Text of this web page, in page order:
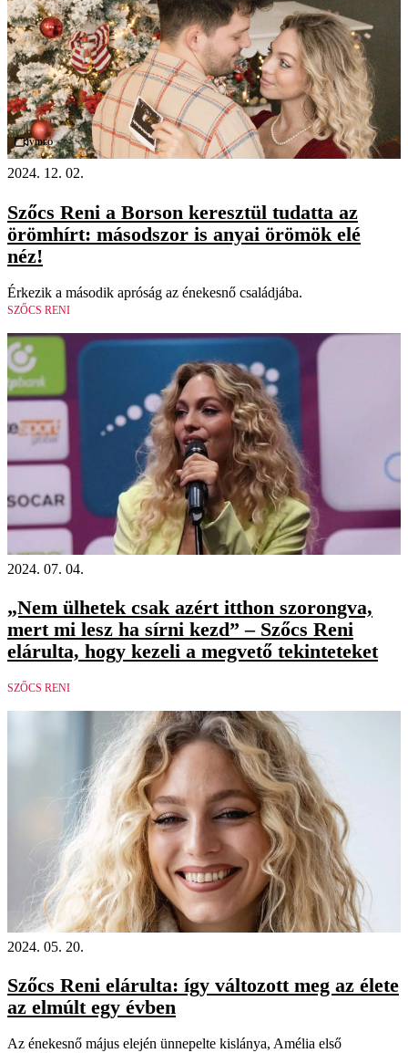
Videó
2024. 12. 02.
Szőcs Reni a Borson keresztül tudatta az
örömhírt: másodszor is anyai örömök elé
néz!
Érkezik a második apróság az énekesnő családjába.
SZŐCS RENI
2024. 07. 04.
„Nem ülhetek csak azért itthon szorongva,
mert mi lesz ha sírni kezd” – Szőcs Reni
elárulta, hogy kezeli a megvető tekinteteket
SZŐCS RENI
2024. 05. 20.
Szőcs Reni elárulta: így változott meg az élete
az elmúlt egy évben
Az énekesnő május elején ünnepelte kislánya, Amélia első